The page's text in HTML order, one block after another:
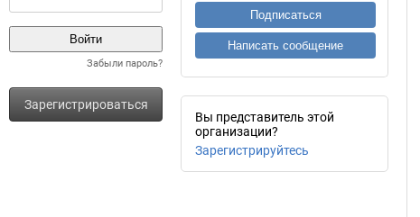
Забыли пароль?
Зарегистрироваться
Подписаться
Написать сообщение
Вы представитель этой
организации?
Зарегистрируйтесь